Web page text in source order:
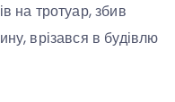
на тротуар, збив
врізався в будівлю